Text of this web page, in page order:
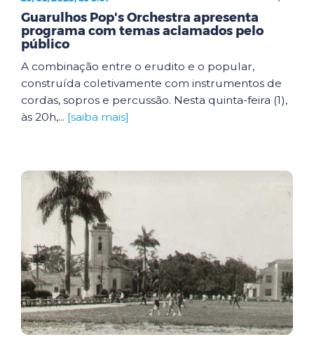
Guarulhos Pop's Orchestra apresenta
programa com temas aclamados pelo
público
A combinação entre o erudito e o popular,
construída coletivamente com instrumentos de
cordas, sopros e percussão. Nesta quinta-feira (1),
às 20h,... [saiba mais]